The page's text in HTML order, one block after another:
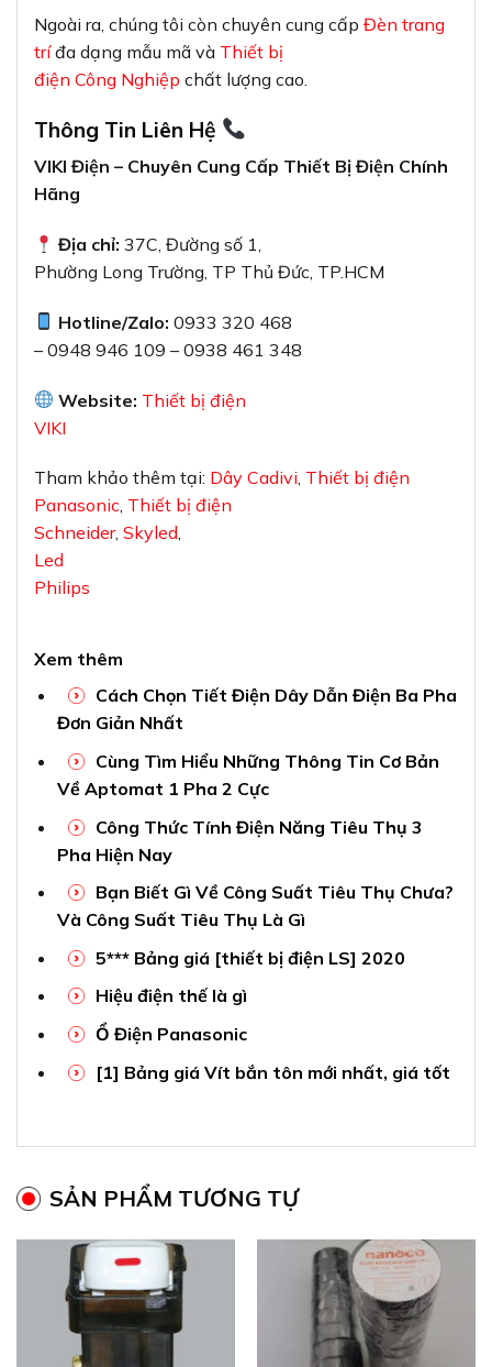
Ngoài ra, chúng tôi còn chuyên cung cấp Đèn trang
tríđa dạng mẫu mã và Thiết bị
điện Công Nghiệp chất lượng cao.
Thông Tin Liên Hệ
VIKI Điện – Chuyên Cung Cấp Thiết Bị Điện Chính
Hãng
Địa chỉ: 37C, Đường số 1,
Phường Long Trường, TP Thủ Đức, TP.HCM
Hotline/Zalo: 0933 320 468
– 0948 946 109 – 0938 461 348
Website: Thiết bị điện
VIKI
Tham khảo thêm tại: Dây Cadivi, Thiết bị điện
Panasonic, Thiết bị điện
Schneider, Skyled,
Led
Philips
Xem thêm
Cách Chọn Tiết Điện Dây Dẫn Điện Ba Pha
Đơn Giản Nhất
Cùng Tìm Hiểu Những Thông Tin Cơ Bản
Về Aptomat 1 Pha 2 Cực
Công Thức Tính Điện Năng Tiêu Thụ 3
Pha Hiện Nay
Bạn Biết Gì Về Công Suất Tiêu Thụ Chưa?
Và Công Suất Tiêu Thụ Là Gì
5*** Bảng giá [thiết bị điện LS] 2020
Hiệu điện thế là gì
Ổ Điện Panasonic
[1] Bảng giá Vít bắn tôn mới nhất, giá tốt
SẢN PHẨM TƯƠNG TỰ